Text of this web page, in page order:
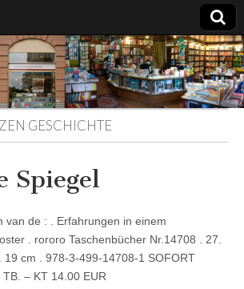
ZEN GESCHICHTE
Spiegel
van de : . Erfahrungen in einem
. rororo Taschenbücher Nr.14708 . 27.
19 cm . 978-3-499-14708-1 SOFORT
– KT 14.00 EUR